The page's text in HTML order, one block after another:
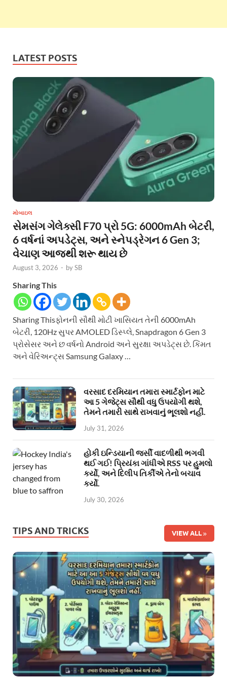
LATEST POSTS
મોબાઇલ
સેમસંગ ગેલેક્સી F70 પ્રો 5G: 6000mAh બેટરી,
6 વર્ષનાં અપડેટ્સ, અને સ્નેપડ્રેગન 6 Gen 3;
વેચાણ આજથી શરૂ થાય છે
August 3, 2026 - bySB
Sharing This
Sharing Thisફોનની સૌથી મોટી ખાસિયત તેની 6000mAh
બેટરી, 120Hz સુપર AMOLED ડિસ્પ્લે, Snapdragon 6 Gen 3
પ્રોસેસર અને છ વર્ષનો Android અને સુરક્ષા અપડેટ્સ છે. કિંમત
અને વેરિઅન્ટ્સ Samsung Galaxy …
વરસાદ દરમિયાન તમારા સ્માર્ટફોન માટે
આ 5 ગેજેટ્સ સૌથી વધુ ઉપયોગી થશે,
તેમને તમારી સાથે રાખવાનું ભૂલશો નહીં.
July 31, 2026
હોકી ઇન્ડિયાની જર્સી વાદળીથી ભગવી
થઈ ગઈ! પ્રિયંકા ગાંધીએ RSS પર હુમલો
કર્યો, અને દિલીપ તિર્કીએ તેનો બચાવ
કર્યો.
July 30, 2026
TIPS AND TRICKS VIEW ALL